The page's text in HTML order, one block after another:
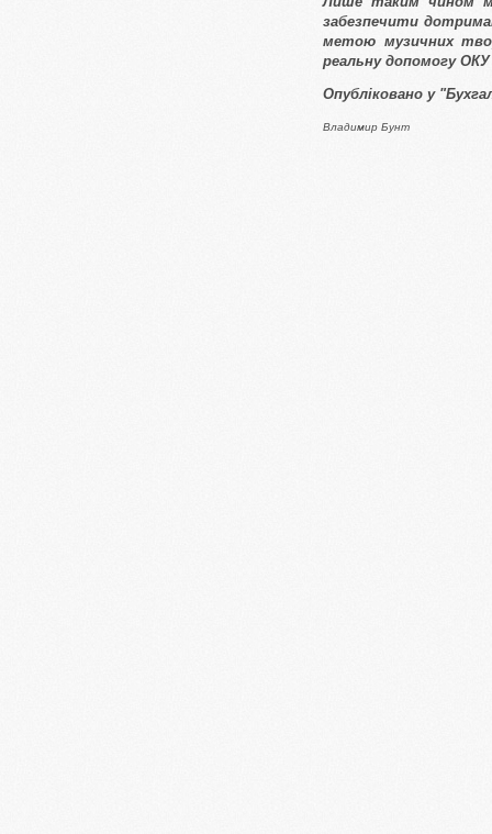
забезпечити
метою музичних
реальну допомогу ОКУ
Опубліковано у
Владимир Бунт